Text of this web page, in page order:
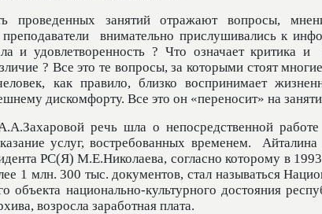
проведенных занятий отражают вопросы,
внимательно прислушивались к
и удовлетворенность ? Что означает критика и
? Все это те вопросы, за которыми стоят
как правило, близко воспринимает
дискомфорту. Все это он «переносит» на
речь шла о непосредственной
услуг, востребованных временем.
РС(Я) М.Е.Николаева, согласно которому в
1 млн. 300 тыс. документов, стал называться
объекта национально-культурного достояния
возросла заработная плата.